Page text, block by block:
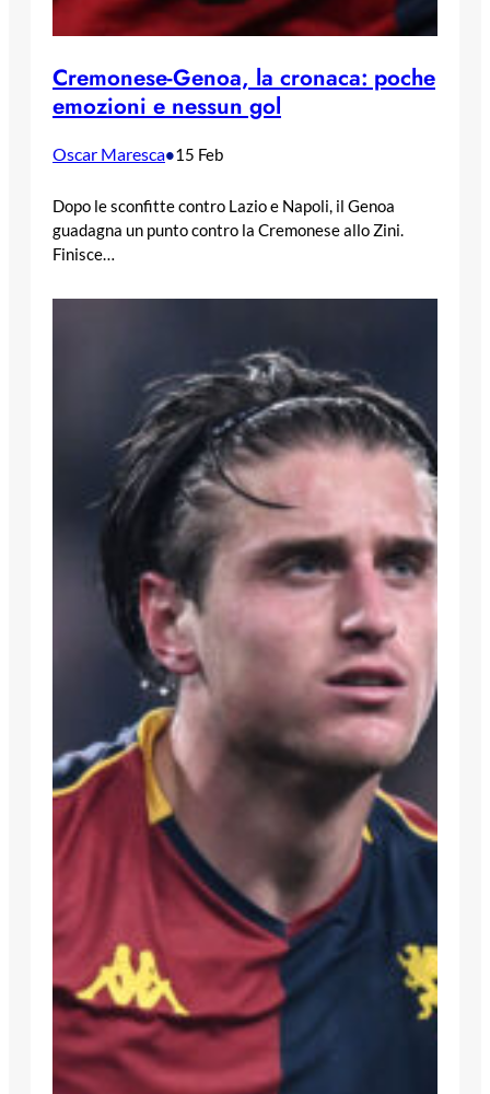
Cremonese-Genoa, la cronaca: poche
emozioni e nessun gol
Oscar Maresca•15 Feb
Dopo le sconfitte contro Lazio e Napoli, il Genoa
guadagna un punto contro la Cremonese allo Zini.
Finisce…